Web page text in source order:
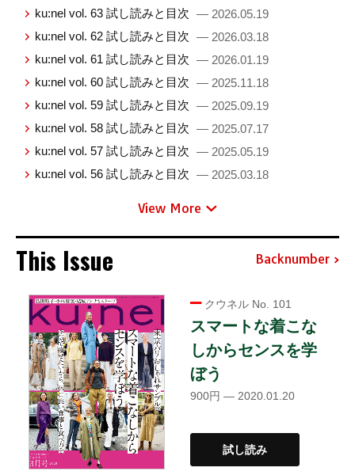
ku:nel vol. 63 試し読みと目次 — 2026.05.19
ku:nel vol. 62 試し読みと目次 — 2026.03.18
ku:nel vol. 61 試し読みと目次 — 2026.01.19
ku:nel vol. 60 試し読みと目次 — 2025.11.18
ku:nel vol. 59 試し読みと目次 — 2025.09.19
ku:nel vol. 58 試し読みと目次 — 2025.07.17
ku:nel vol. 57 試し読みと目次 — 2025.05.19
ku:nel vol. 56 試し読みと目次 — 2025.03.18
View More
This Issue Backnumber
クウネル No. 101
スマートな着こな
しからセンスを学
ぼう
900円 — 2020.01.20
試し読み